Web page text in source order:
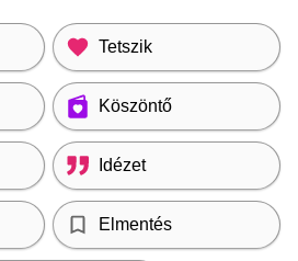
Tetszik
Köszöntő
Idézet
Elmentés